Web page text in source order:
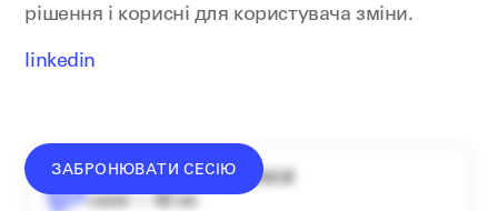
рішення і корисні для користувача зміни.
linkedin
ЗАБРОНЮВАТИ СЕСІЮ
середній донат — 1340 ₴
сесія — 60 хв